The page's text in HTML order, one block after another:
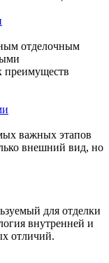
отделочным
преимуществ
важных этапов
внешний вид, но
для отделки
внутренней и
отличий.